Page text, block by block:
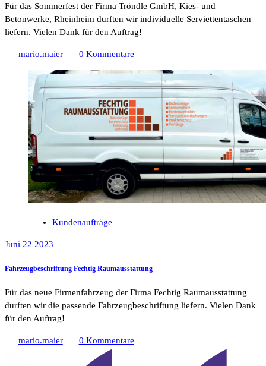
Für das Sommerfest der Firma Tröndle GmbH, Kies- und
Betonwerke, Rheinheim durften wir individuelle Serviettentaschen
liefern. Vielen Dank für den Auftrag!
mario.maier 0 Kommentare
Kundenaufträge
Juni 22 2023
Fahrzeugbeschriftung Fechtig Raumausstattung
Für das neue Firmenfahrzeug der Firma Fechtig Raumausstattung
durften wir die passende Fahrzeugbeschriftung liefern. Vielen Dank
für den Auftrag!
mario.maier 0 Kommentare